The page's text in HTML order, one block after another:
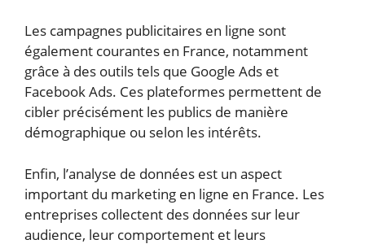
Les campagnes publicitaires en ligne sont
également courantes en France, notamment
grâce à des outils tels que Google Ads et
Facebook Ads. Ces plateformes permettent de
cibler précisément les publics de manière
démographique ou selon les intérêts.
Enfin, l’analyse de données est un aspect
important du marketing en ligne en France. Les
entreprises collectent des données sur leur
audience, leur comportement et leurs